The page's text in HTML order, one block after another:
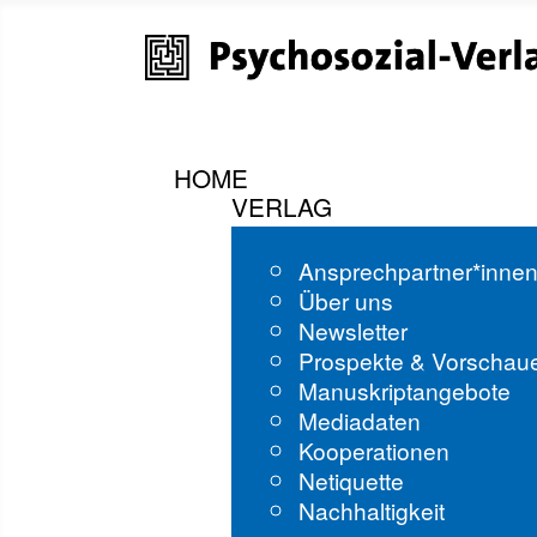
HOME
VERLAG
Über uns
Newsletter
Prospekte &
Manuskriptangebote
Mediadaten
Kooperationen
Netiquette
Nachhaltigkeit